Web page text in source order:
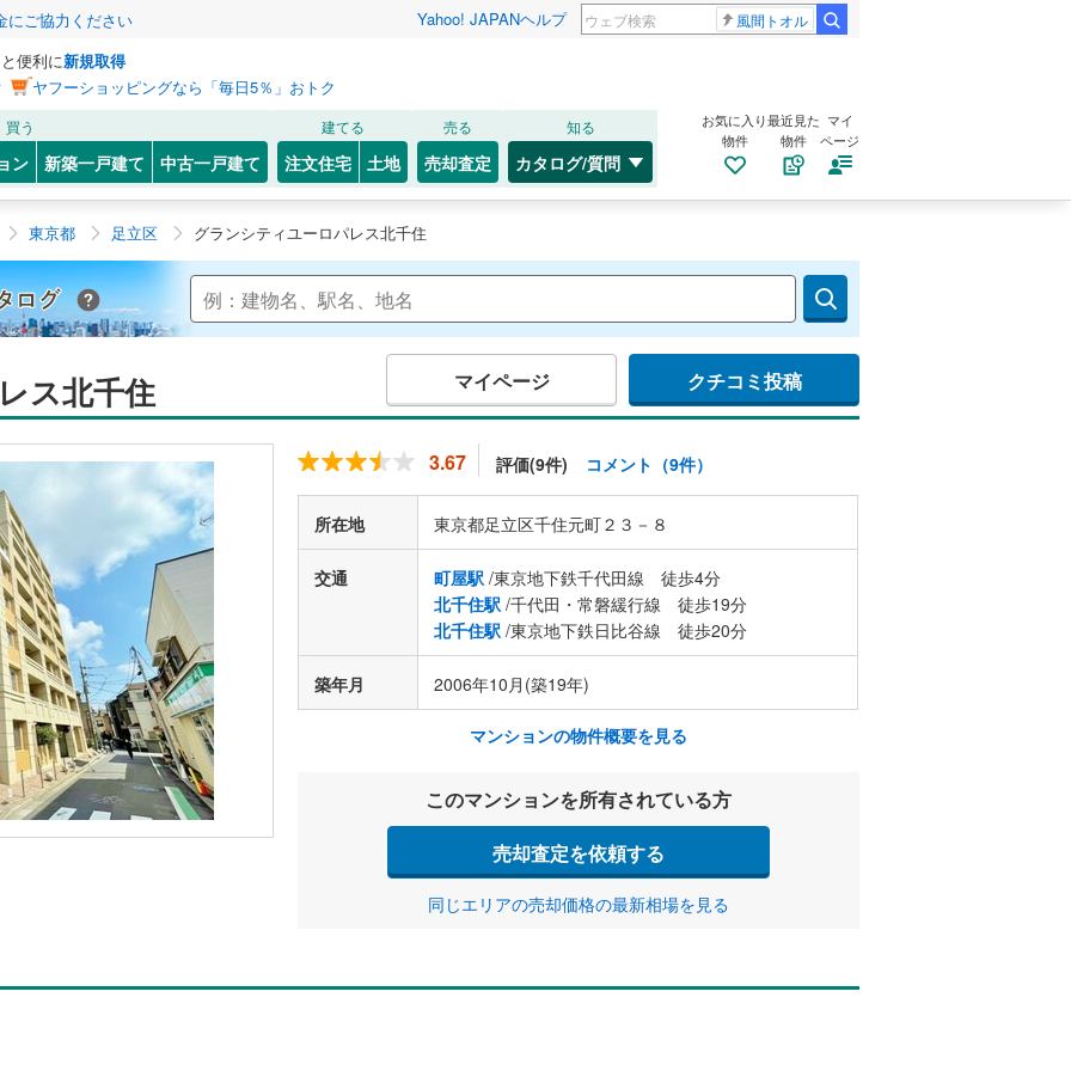
にご協力ください Yahoo! JAPANヘルプ 風間トオル
便利に新規取得
ヤフーショッピングなら「毎日5％」おトク
買う
ン 新築一戸建て 中古一戸建て
建てる
注文住宅 土地
売る
売却査定
知る
カタログ/質問
お気に入り
物件
最近見た
物件
マイ
ページ
東京都 足立区 グランシティユーロパレス北千住
Yahoo!不動産 マンションカタログ
ス北千住 マイページ クチコミ投稿
3.67 評価(9件) コメント（9件）
所在地 東京都足立区千住元町２３－８
交通 町屋駅 /東京地下鉄千代田線 徒歩4分
北千住駅 /千代田・常磐緩行線 徒歩19分
北千住駅 /東京地下鉄日比谷線 徒歩20分
築年月 2006年10月(築19年)
マンションの物件概要を見る
このマンションを所有されている方
売却査定を依頼する
同じエリアの売却価格の最新相場を見る